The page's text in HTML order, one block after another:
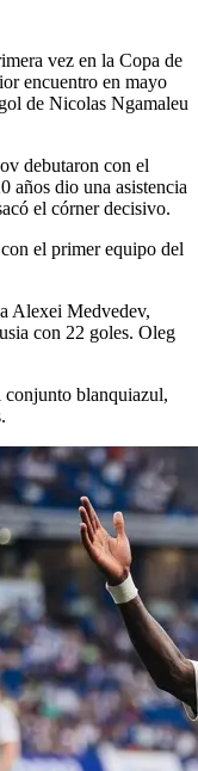
vez en la Copa de
encuentro en mayo
de Nicolas Ngamaleu
debutaron con el
años dio una asistencia
el córner decisivo.
el primer equipo del
Alexei Medvedev,
con 22 goles. Oleg
conjunto blanquiazul,